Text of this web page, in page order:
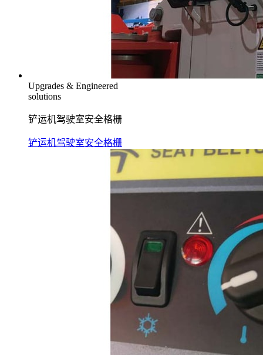
Upgrades & Engineered
solutions
铲运机驾驶室安全格栅
铲运机驾驶室安全格栅